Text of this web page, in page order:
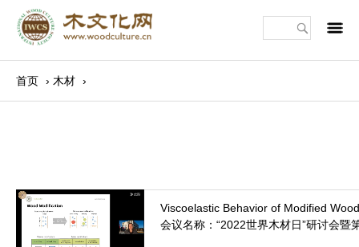
首页 › 木材 ›
会议名称：“2022世界木材日”研讨会